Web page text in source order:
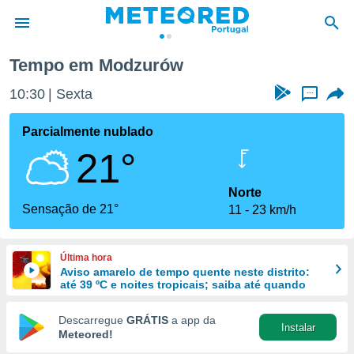
da
foi
fornecidas
a este
das
e
forma
digital
Tempo em Modzurów
10:30 Sexta ...
Parcialmente nublado
21°
Sensação de 21°
Norte
11
23 km/h
Última hora
Aviso amarelo de tempo quente neste distrito:
até 39 ºC e noites tropicais; saiba até quando
Descarregue GRÁTIS a app da
Meteored!
Instalar